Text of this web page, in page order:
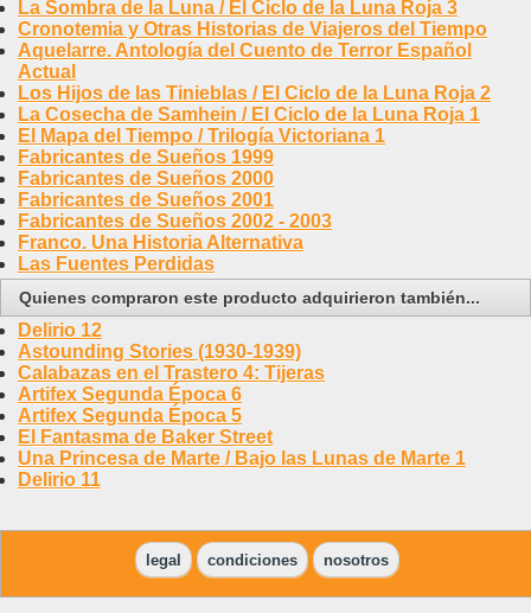
La Sombra de la Luna / El Ciclo de la Luna Roja 3
Cronotemia y Otras Historias de Viajeros del Tiempo
Aquelarre. Antología del Cuento de Terror Español
Actual
Los Hijos de las Tinieblas / El Ciclo de la Luna Roja 2
La Cosecha de Samhein / El Ciclo de la Luna Roja 1
El Mapa del Tiempo / Trilogía Victoriana 1
Fabricantes de Sueños 1999
Fabricantes de Sueños 2000
Fabricantes de Sueños 2001
Fabricantes de Sueños 2002 - 2003
Franco. Una Historia Alternativa
Las Fuentes Perdidas
Quienes compraron este producto adquirieron también...
Delirio 12
Astounding Stories (1930-1939)
Calabazas en el Trastero 4: Tijeras
Artifex Segunda Época 6
Artifex Segunda Época 5
El Fantasma de Baker Street
Una Princesa de Marte / Bajo las Lunas de Marte 1
Delirio 11
legal condiciones nosotros